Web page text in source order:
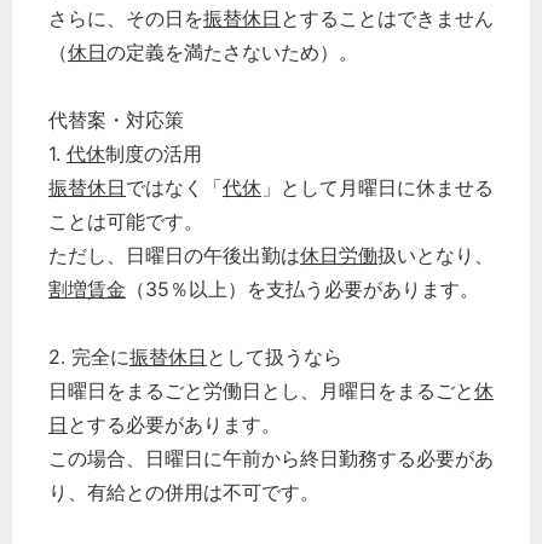
さらに、その日を振替休日 とすることはできません
（休日の定義を満たさないため）。
代替案・対応策
1. 代休制度の活用
振替休日ではなく「代休 」として月曜日に休ませる
ことは可能です。
ただし、日曜日の午後出勤は休日労働扱いとなり、
割増賃金 （35％以上）を支払う必要があります。
2. 完全に振替休日 として扱うなら
日曜日をまるごと労働日とし、月曜日をまるごと休
日 とする必要があります。
この場合、日曜日に午前から終日勤務する必要があ
り、有給との併用は不可です。